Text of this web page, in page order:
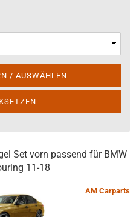
/ AUSWÄHLEN
Set vorn passend für BMW
11-18
AM Carparts